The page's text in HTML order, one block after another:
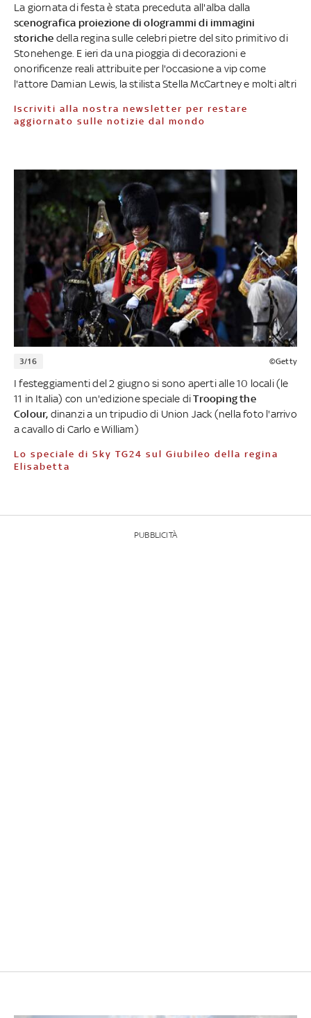
La giornata di festa è stata preceduta all'alba dalla
scenografica proiezione di ologrammi di immagini
storiche della regina sulle celebri pietre del sito primitivo di
Stonehenge. E ieri da una pioggia di decorazioni e
onorificenze reali attribuite per l'occasione a vip come
l'attore Damian Lewis, la stilista Stella McCartney e molti altri
Iscriviti alla nostra newsletter per restare
aggiornato sulle notizie dal mondo
3/16 ©Getty
I festeggiamenti del 2 giugno si sono aperti alle 10 locali (le
11 in Italia) con un'edizione speciale diTrooping the
Colour, dinanzi a un tripudio di Union Jack (nella foto l'arrivo
a cavallo di Carlo e William)
Lo speciale di Sky TG24 sul Giubileo della regina
Elisabetta
PUBBLICITÀ